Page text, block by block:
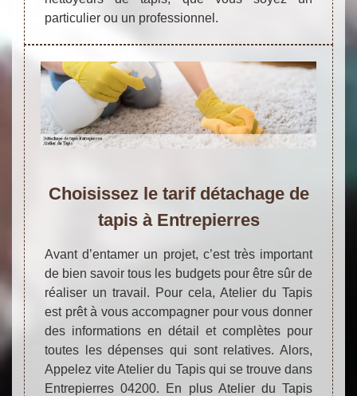
particulier ou un professionnel.
Choisissez le tarif détachage de
tapis à Entrepierres
Avant d’entamer un projet, c’est très important
de bien savoir tous les budgets pour être sûr de
réaliser un travail. Pour cela, Atelier du Tapis
est prêt à vous accompagner pour vous donner
des informations en détail et complètes pour
toutes les dépenses qui sont relatives. Alors,
Appelez vite Atelier du Tapis qui se trouve dans
Entrepierres 04200. En plus Atelier du Tapis